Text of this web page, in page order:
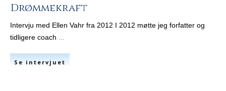
Drømmekraft
Intervju med Ellen Vahr fra 2012 I 2012 møtte jeg forfatter og
tidligere coach
Se intervjuet